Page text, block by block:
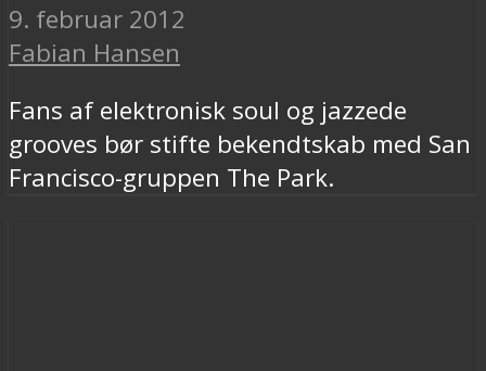
9. februar 2012
Fabian Hansen
Fans af elektronisk soul og jazzede
grooves bør stifte bekendtskab med San
Francisco-gruppen The Park.